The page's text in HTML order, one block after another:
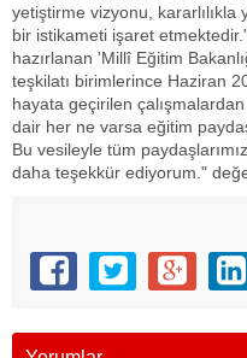
yetiştirme vizyonu, kararlılıkla
bir istikameti işaret
hazırlanan 'Millî Eğitim
teşkilatı birimlerince Haziran
hayata geçirilen çalışmalardan
dair her ne varsa eğitim
Bu vesileyle tüm
daha teşekkür ediyorum."